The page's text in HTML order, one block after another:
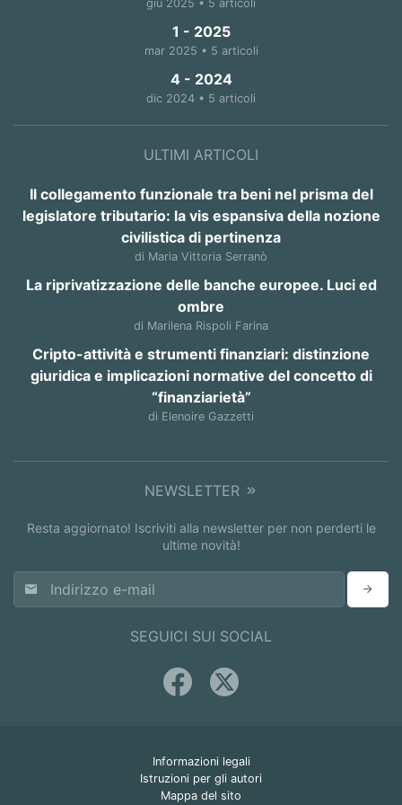
giu 2025 • 5 articoli
1 - 2025
mar 2025 • 5 articoli
4 - 2024
dic 2024 • 5 articoli
ULTIMI ARTICOLI
Il collegamento funzionale tra beni nel prisma del
legislatore tributario: la vis espansiva della nozione
civilistica di pertinenza
di Maria Vittoria Serranò
La riprivatizzazione delle banche europee. Luci ed
ombre
di Marilena Rispoli Farina
Cripto-attività e strumenti finanziari: distinzione
giuridica e implicazioni normative del concetto di
“finanziarietà”
di Elenoire Gazzetti
NEWSLETTER
Resta aggiornato! Iscriviti alla newsletter per non perderti le
ultime novità!
SEGUICI SUI SOCIAL
Informazioni legali
Istruzioni per gli autori
Mappa del sito